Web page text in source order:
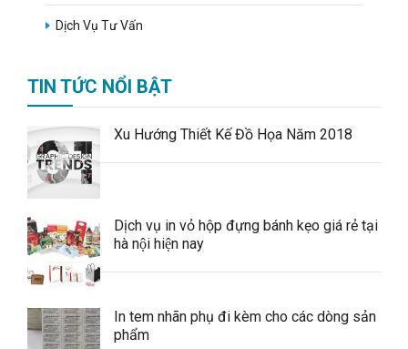
Dịch Vụ Tư Vấn
TIN TỨC NỔI BẬT
Xu Hướng Thiết Kế Đồ Họa Năm 2018
Dịch vụ in vỏ hộp đựng bánh kẹo giá rẻ tại
hà nội hiện nay
In tem nhãn phụ đi kèm cho các dòng sản
phẩm